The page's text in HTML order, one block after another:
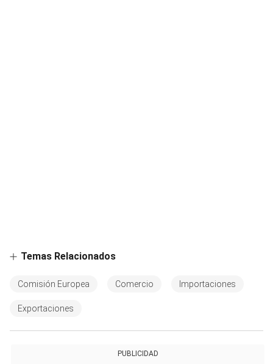
Temas Relacionados
Comisión Europea Comercio Importaciones
Exportaciones
PUBLICIDAD